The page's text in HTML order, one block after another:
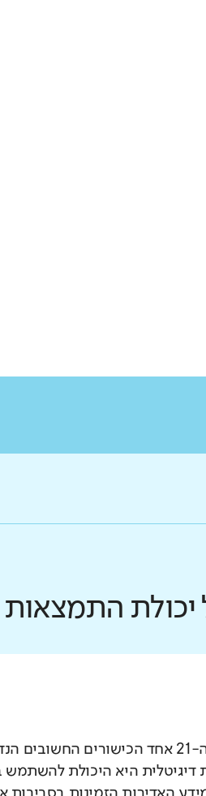
יכולת
בעידן הדיגיטלי של המאה ה-21 אחד
דיגיטלית היא היכולת